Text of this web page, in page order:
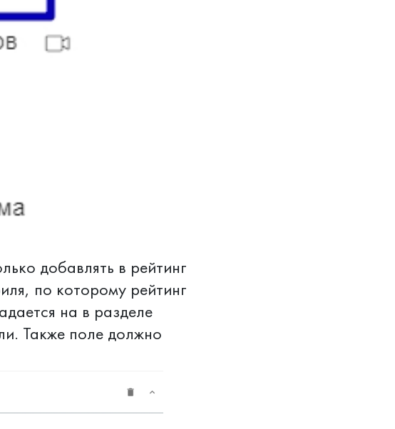
добавлять в рейтинг
по которому рейтинг
на в разделе
Также поле должно